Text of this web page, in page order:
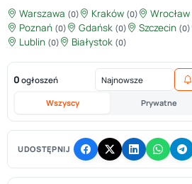
Warszawa (0) Kraków (0) Wrocław
Poznań (0) Gdańsk (0) Szczecin (0)
Lublin (0) Białystok (0)
0 ogłoszeń
Wszyscy Prywatne
UDOSTĘPNIJ